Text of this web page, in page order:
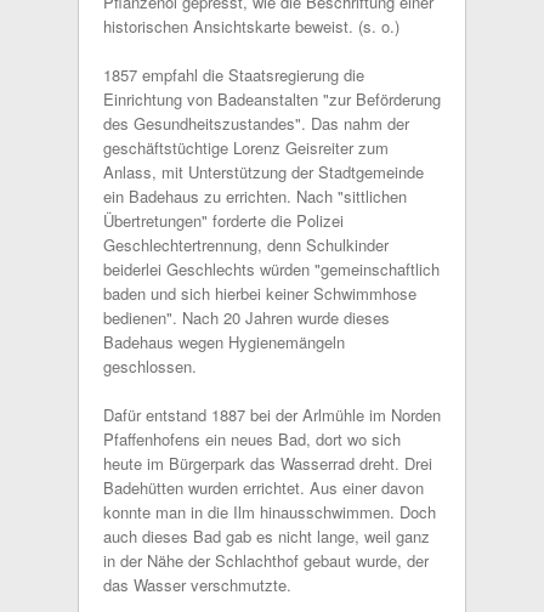
historischen Ansichtskarte beweist. (s. o.)
1857 empfahl die Staatsregierung die
Einrichtung von Badeanstalten "zur Beförderung
des Gesundheitszustandes". Das nahm der
geschäftstüchtige Lorenz Geisreiter zum
Anlass, mit Unterstützung der Stadtgemeinde
ein Badehaus zu errichten. Nach "sittlichen
Übertretungen" forderte die Polizei
Geschlechtertrennung, denn Schulkinder
beiderlei Geschlechts würden "gemeinschaftlich
baden und sich hierbei keiner Schwimmhose
bedienen". Nach 20 Jahren wurde dieses
Badehaus wegen Hygienemängeln
geschlossen.
Dafür entstand 1887 bei der Arlmühle im Norden
Pfaffenhofens ein neues Bad, dort wo sich
heute im Bürgerpark das Wasserrad dreht. Drei
Badehütten wurden errichtet. Aus einer davon
konnte man in die Ilm hinausschwimmen. Doch
auch dieses Bad gab es nicht lange, weil ganz
in der Nähe der Schlachthof gebaut wurde, der
das Wasser verschmutzte.